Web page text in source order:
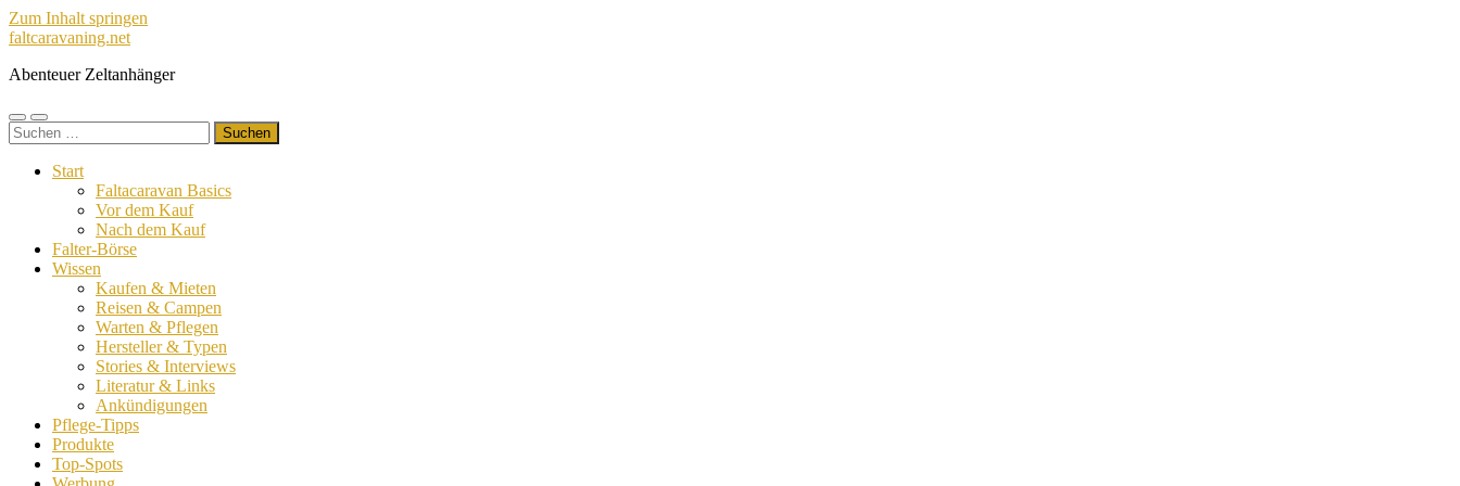
Zum Inhalt springen
faltcaravaning.net
Abenteuer Zeltanhänger
Mobile-
Menü
Suchfeld
ein-/ausblenden
Suchen
nach:
Start
Faltacaravan Basics
Vor dem Kauf
Nach dem Kauf
Falter-Börse
Wissen
Kaufen & Mieten
Reisen & Campen
Warten & Pflegen
Hersteller & Typen
Stories & Interviews
Literatur & Links
Ankündigungen
Pflege-Tipps
Produkte
Top-Spots